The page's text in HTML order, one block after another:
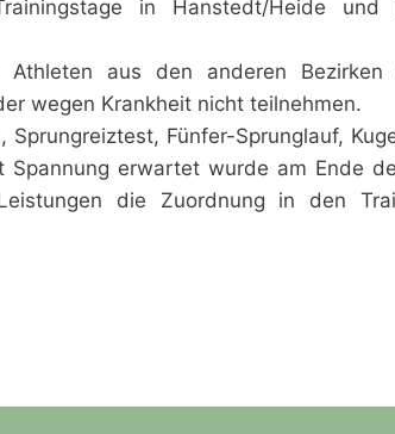
in Hanstedt/Heide und
aus den anderen Bezirken
wegen Krankheit nicht teilnehmen.
Fünfer-Sprunglauf,
erwartet wurde am Ende
die Zuordnung in den